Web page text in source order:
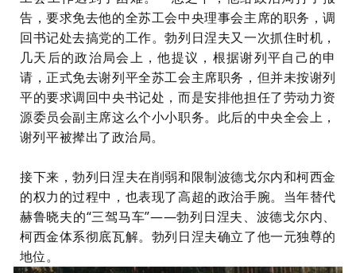
告，要求免去他的全苏工会中央理事会主席的职务，调
回书记处去搞党的工作。勃列日涅夫又一次抓住时机，
几天后的政治局会上，他提议，根据谢列平自己的申
请，正式免去谢列平全苏工会主席职务，但并未按谢列
平的要求调回中央书记处，而是安排他担任了劳动力资
源委员会副主席这么个小小职务。此后的中央全会上，
谢列平被撵出了政治局。
接下来，勃列日涅夫在削弱和限制波德戈尔内和柯西金
的权力的过程中，也表现了高超的政治手腕。当年替代
赫鲁晓夫的“三驾马车”——勃列日涅夫、波德戈尔内、
柯西金体系彻底瓦解。勃列日涅夫确立了他一元独尊的
地位。